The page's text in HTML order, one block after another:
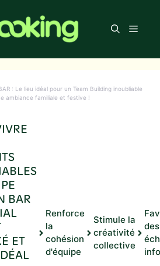
Menu
: Le lieu idéal pour un Team Building inoubliable
ambiance familiale et festive !
BAR
ET
Renforce
la
cohésion
d'équipe
Stimule la
créativité
collective
des